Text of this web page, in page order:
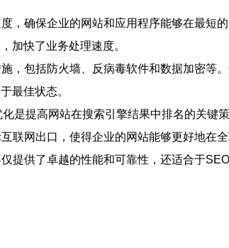
确保企业的网站和应用程序能够在最短
加快了业务处理速度。
包括防火墙、反病毒软件和数据加密等
最佳状态。
是提高网站在搜索引擎结果中排名的关键
网出口，使得企业的网站能够更好地在全
供了卓越的性能和可靠性，还适合于